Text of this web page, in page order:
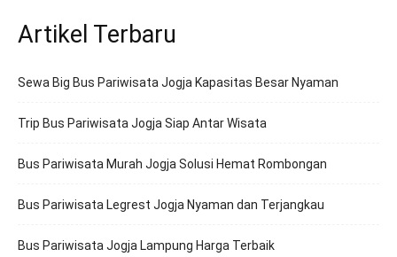
Artikel Terbaru
Sewa Big Bus Pariwisata Jogja Kapasitas Besar Nyaman
Trip Bus Pariwisata Jogja Siap Antar Wisata
Bus Pariwisata Murah Jogja Solusi Hemat Rombongan
Bus Pariwisata Legrest Jogja Nyaman dan Terjangkau
Bus Pariwisata Jogja Lampung Harga Terbaik